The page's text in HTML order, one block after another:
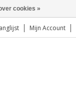
Mijn Account
cookies »